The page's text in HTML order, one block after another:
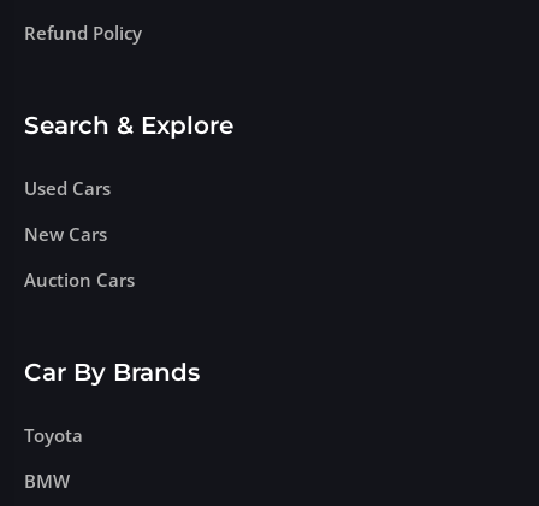
Refund Policy
Search & Explore
Used Cars
New Cars
Auction Cars
Car By Brands
Toyota
BMW